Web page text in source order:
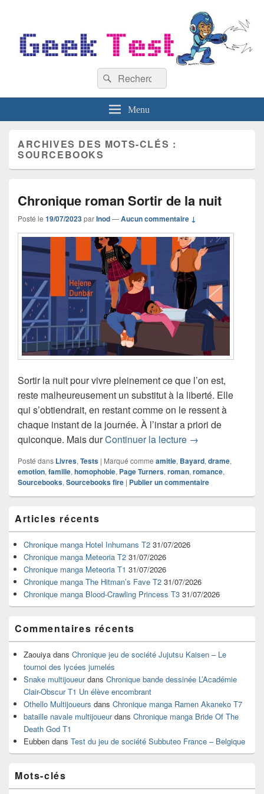
Recherche :
Rechercher
Menu
ARCHIVES DES MOTS-CLÉS :
SOURCEBOOKS
Chronique roman Sortir de la nuit
Posté le 19/07/2023parInod—Aucun commentaire ↓
Sortir la nuit pour vivre pleinement ce que l’on est,
reste malheureusement un substitut à la liberté. Elle
qui s’obtiendrait, en restant comme on le ressent à
chaque instant de la journée. À l’instar a priori de
quiconque. Mais durContinuer la lecture Chronique
→
Posté dans Livres, Tests | Marqué comme amitie, Bayard, drame,
emotion, famille, homophobie, Page Turners, roman, romance,
Sourcebooks, Sourcebooks fire | Publier un commentaire
principale
de
widget
pour
barre
latérale
Articles récents
Chronique manga Hotel Inhumans T2 31/07/2026
Chronique manga Meteoria T2 31/07/2026
Chronique manga Meteoria T1 31/07/2026
Chronique manga The Hitman’s Fave T2 31/07/2026
Chronique manga Blood-Crawling Princess T3 31/07/2026
Commentaires récents
Zaouiya dans Chronique jeu de société Jujutsu Kaisen – Le
tournoi des lycées jumelés
Snake multijoueurdans Chronique bande dessinée L’Académie
Clair-Obscur T1 Un élève encombrant
Othello Multijoueurs dans Chronique manga Ramen Akaneko T7
bataille navale multijoueurdans Chronique manga Bride Of The
Death God T1
Eubben dans Test du jeu de société Subbuteo France – Belgique
Mots-clés